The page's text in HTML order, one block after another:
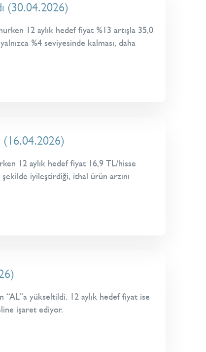
(30.04.2026)
12 aylık hedef fiyat %13 artışla 35,0
%4 seviyesinde kalması, daha
(16.04.2026)
12 aylık hedef fiyat 16,9 TL/hisse
iyileştirdiği, ithal ürün arzını
yükseltildi. 12 aylık hedef fiyat ise
işaret ediyor.